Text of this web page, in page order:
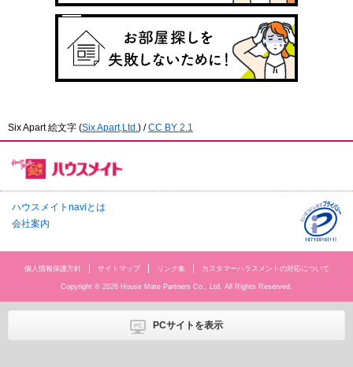
Six Apart 絵文字 (Six Apart,Ltd. ) /CC BY 2.1
ハウスメイトnaviとは
会社案内
個人情報保護方針 サイトマップ リンク集 カスタマーハラスメントの対応について
Copyright © 2026 House Mate Partners Co., Ltd. All Rights Reserved.
PCサイトを表示